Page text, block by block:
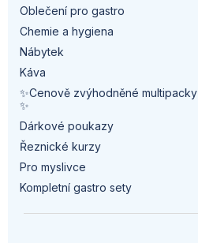
Oblečení pro gastro
Chemie a hygiena
Nábytek
Káva
✨Cenově zvýhodněné multipacky
✨
Dárkové poukazy
Řeznické kurzy
Pro myslivce
Kompletní gastro sety